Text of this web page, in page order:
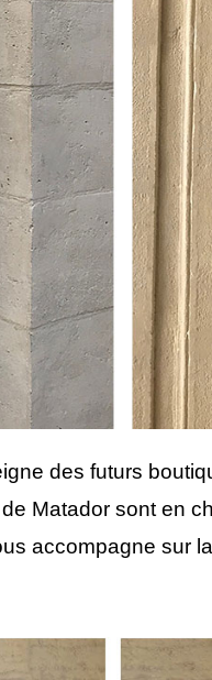
des futurs
Matador sont en
accompagne sur